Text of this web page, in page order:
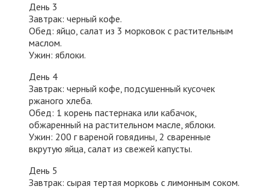
День 3
Завтрак: черный кофе.
Обед: яйцо, салат из 3 морковок с растительным
маслом.
Ужин: яблоки.
День 4
Завтрак: черный кофе, подсушенный кусочек
ржаного хлеба.
Обед: 1 корень пастернака или кабачок,
обжаренный на растительном масле, яблоки.
Ужин: 200 г вареной говядины, 2 сваренные
вкрутую яйца, салат из свежей капусты.
День 5
Завтрак: сырая тертая морковь с лимонным соком.